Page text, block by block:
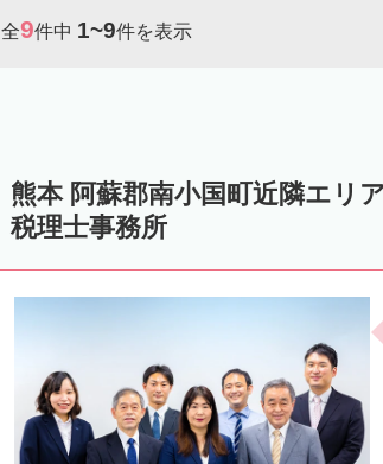
全9件中 1~9件を表示
熊本 阿蘇郡南小国町近隣エリ
税理士事務所